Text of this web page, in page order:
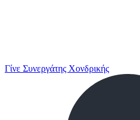
Γίνε Συνεργάτης Χονδρικής